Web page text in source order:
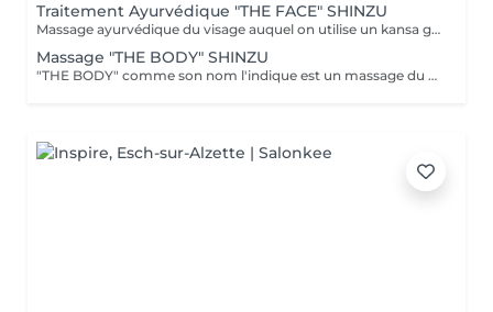
Traitement Ayurvédique "THE FACE" SHINZU
Massage ayurvédique du visage auquel on utilise un kansa guérisseur de L'Inde. Celui-ci permet de rééquilibrer les énergies au corps, agit sur des points d'acupression pour améliorer la circulation, détendre les muscles, drainer, anti-stresse et raffermir l'ovale du visage. Résultats: *Détente *Peau lumineuse *Amélioration du tonus musculaire *Diminution des tensions faciales *Améliore les maux de tête *Anti-stress *Draine
Massage "THE BODY" SHINZU
"THE BODY" comme son nom l'indique est un massage du corps complet. (Cuir chevelu compris) Pratiqué à l'aide de KANSAS rugueux (métal guérisseur de l'inde) Voici ce que ce massage vous apportera: *Une meilleur oxygénation et circulation du sang *Il réactivera vos capacités, concentration et clarté mentale *Il améliorera vos défenses immunitaires *Il détoxifiera votre corps (drainage) *Il aidera à la régulation du sommeil *Il soulagera les tensions de la vie quotidienne *Il rééquilibrera vos énergies